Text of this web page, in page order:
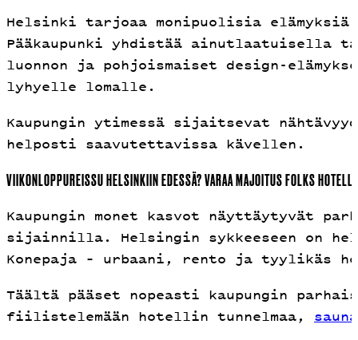
Helsinki tarjoaa monipuolisia
Pääkaupunki yhdistää ainutlaatuisella
luonnon ja pohjoismaiset design-
lyhyelle lomalle.
Kaupungin ytimessä sijaitsevat
helposti saavutettavissa kävellen.
VIIKONLOPPUREISSU HELSINKIIN EDESSÄ? VARAA MAJOITUS FOLKS
Kaupungin monet kasvot näyttäytyvät
sijainnilla. Helsingin sykkeeseen on
Konepaja – urbaani, rento ja tyylikäs
Täältä pääset nopeasti kaupungin
fiilistelemään hotellin tunnelmaa,